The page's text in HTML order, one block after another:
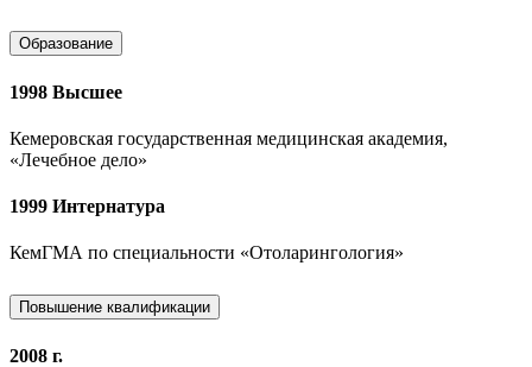
Образование
1998 Высшее
Кемеровская государственная медицинская академия,
«Лечебное дело»
1999 Интернатура
КемГМА по специальности «Отоларингология»
Повышение квалификации
2008 г.